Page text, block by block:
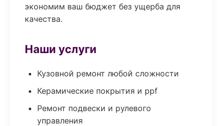
экономим ваш бюджет без ущерба для
качества.
Наши услуги
Кузовной ремонт любой сложности
Керамические покрытия и ppf
Ремонт подвески и рулевого
управления